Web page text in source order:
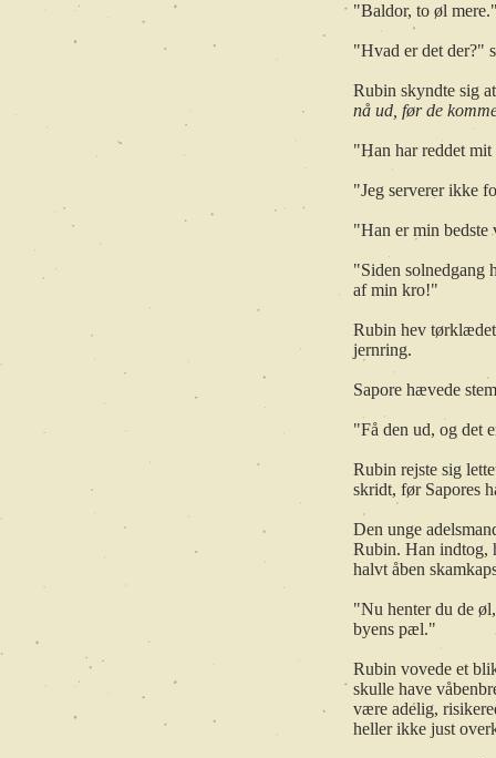
"Baldor, to øl
"Hvad er det der?"
Rubin skyndte sig
nå ud, før de
"Han har reddet
"Jeg serverer ikke
"Han er min bedste
"Siden solnedgang
af min kro!"
Rubin hev tørklædet
jernring.
Sapore hævede
"Få den ud, og det
Rubin rejste sig
skridt, før Sapores
Den unge
Rubin. Han indtog,
halvt åben
"Nu henter du de
byens pæl."
Rubin vovede et
skulle have
være adelig,
heller ikke just